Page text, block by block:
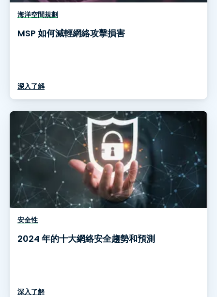
海洋空間規劃
MSP 如何減輕網絡攻擊損害
深入了解
安全性
2024 年的十大網絡安全趨勢和預測
深入了解